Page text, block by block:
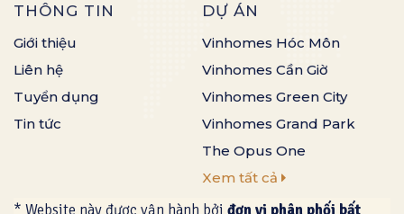
THÔNG TIN
Giới thiệu
Liên hệ
Tuyển dụng
Tin tức
DỰ ÁN
Vinhomes Hóc Môn
Vinhomes Cần Giờ
Vinhomes Green City
Vinhomes Grand Park
The Opus One
Xem tất cả
* Website này được vận hành bởi đơn vị phân phối bất